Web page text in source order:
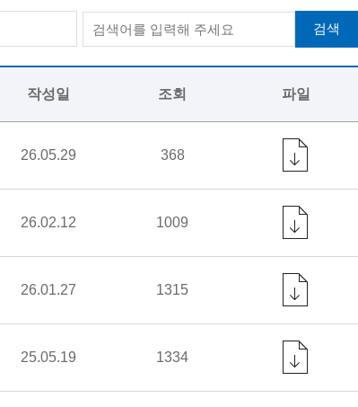
검색
작성일 조회 파일
26.05.29 368
26.02.12 1009
26.01.27 1315
25.05.19 1334